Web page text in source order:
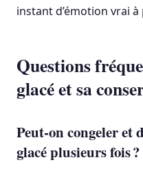
instant d’émotion vrai à
Questions
glacé et sa
Peut-on congeler et
glacé plusieurs fois ?